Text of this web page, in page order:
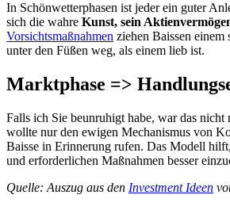
In Schönwetterphasen ist jeder ein guter
sich die wahre Kunst, sein
Vorsichtsmaßnahmen ziehen Baissen einem
unter den Füßen weg, als einem lieb ist.
Marktphase =>
Falls ich Sie beunruhigt habe, war das nicht
wollte nur den ewigen Mechanismus von
Baisse in Erinnerung rufen. Das Modell
und erforder­lichen Maßnahmen besser
Quelle: Auszug aus den Investment Ideen